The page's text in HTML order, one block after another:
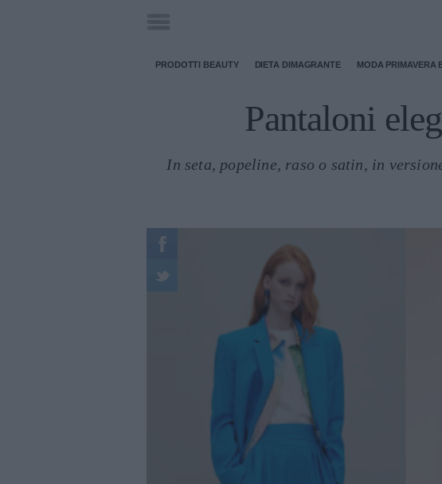
PRODOTTI BEAUTY DIETA DIMAGRANTE MODA PRIMAVERA
Pantaloni
In seta, popeline, raso o satin, in